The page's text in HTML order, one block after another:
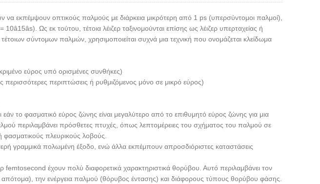
να εκπέμψουν οπτικούς παλμούς με διάρκεια μικρότερη από 1 ps (υπερσύντομοι παλμοί),
Ως εκ τούτου, τέτοια λέιζερ ταξινομούνται επίσης ως λέιζερ υπερταχείας ή
τέτοιων σύντομων παλμών, χρησιμοποιείται συχνά μια τεχνική που ονομάζεται κλείδωμα
εύρος υπό ορισμένες συνθήκες)
περιπτώσεις ή ρυθμιζόμενος μόνο σε μικρό εύρος)
το φασματικό εύρος ζώνης είναι μεγαλύτερο από το επιθυμητό εύρος ζώνης για μια
περιλαμβάνει πρόσθετες πτυχές, όπως λεπτομέρειες του σχήματος του παλμού σε
πλευρικούς λοβούς.
γραμμικά πολωμένη έξοδο, ενώ άλλα εκπέμπουν απροσδιόριστες καταστάσεις
femtosecond έχουν πολύ διαφορετικά χαρακτηριστικά θορύβου. Αυτό περιλαμβάνει τον
την ενέργεια παλμού (θόρυβος έντασης) και διάφορους τύπους θορύβου φάσης.